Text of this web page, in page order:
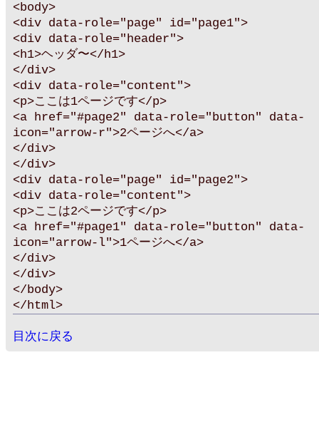
<body>
<div data-role="page" id="page1">
<div data-role="header">
<h1>ヘッダ〜</h1>
</div>
<div data-role="content">
<p>ここは1ページです</p>
<a href="#page2" data-role="button" data-
icon="arrow-r">2ページへ</a>
</div>
</div>
<div data-role="page" id="page2">
<div data-role="content">
<p>ここは2ページです</p>
<a href="#page1" data-role="button" data-
icon="arrow-l">1ページへ</a>
</div>
</div>
</body>
</html>
目次に戻る